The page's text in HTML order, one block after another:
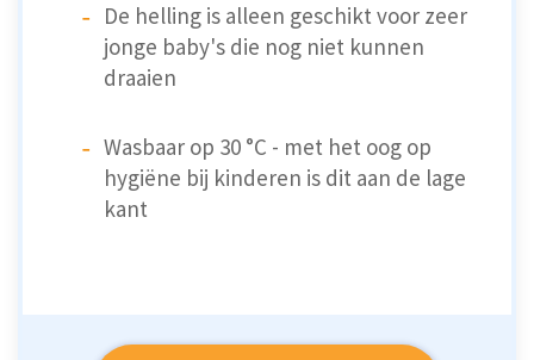
De helling is alleen geschikt voor zeer
jonge baby's die nog niet kunnen
draaien
Wasbaar op 30 °C - met het oog op
hygiëne bij kinderen is dit aan de lage
kant